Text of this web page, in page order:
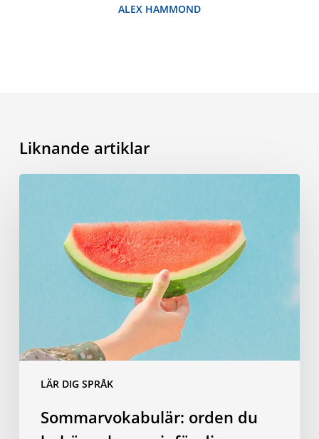
ALEX HAMMOND
Liknande artiklar
LÄR DIG SPRÅK
Sommarvokabulär: orden du